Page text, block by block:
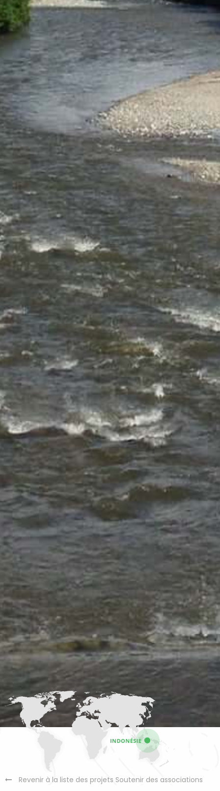
Revenir à la liste des projets Soutenir des associations